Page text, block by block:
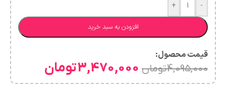
-
+
افزودن به سبد خرید
قیمت محصول:​
4,095,000تومان 3,470,000تومان